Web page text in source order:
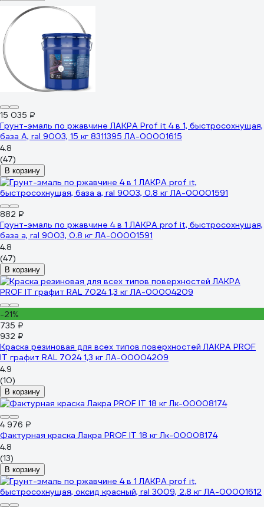
15 035 ₽
Грунт-эмаль по ржавчине ЛАКРА Prof it 4 в 1, быстросохнущая,
база А, ral 9003, 15 кг 8311395 ЛА-00001615
4.8
(47)
В корзину
882 ₽
Грунт-эмаль по ржавчине 4 в 1 ЛАКРА prof it, быстросохнущая,
база а, ral 9003, 0.8 кг ЛА-00001591
4.8
(47)
В корзину
-21%
735 ₽
932 ₽
Краска резиновая для всех типов поверхностей ЛАКРА PROF
IT графит RAL 7024 1,3 кг ЛА-00004209
4.9
(10)
В корзину
4 976 ₽
Фактурная краска Лакра PROF IT 18 кг Лк-00008174
4.8
(13)
В корзину